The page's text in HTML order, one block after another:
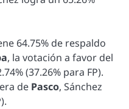
64.75% de respaldo
, la votación a favor del
(37.26% para FP).
de Pasco, Sánchez